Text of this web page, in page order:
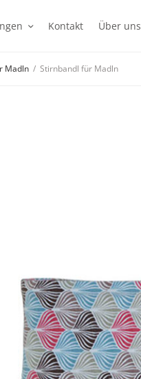
Kontakt Über uns
Madln / Stirnbandl für Madln